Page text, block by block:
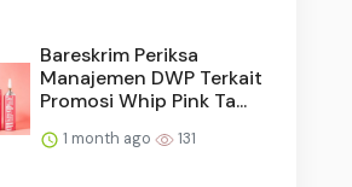
Bareskrim Periksa
Manajemen DWP Terkait
Promosi Whip Pink Ta...
1 month ago 131